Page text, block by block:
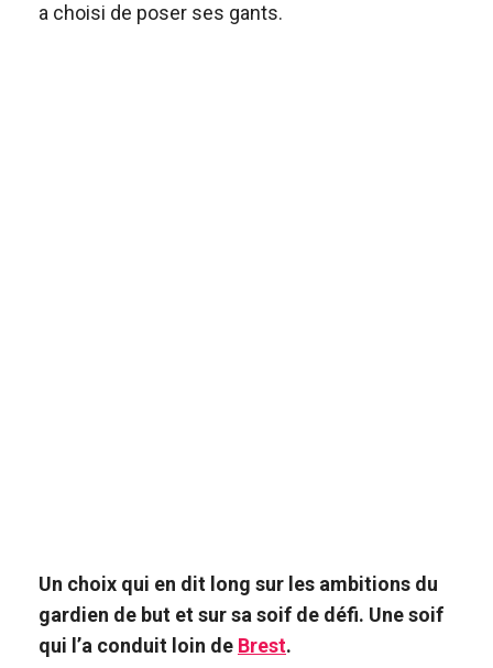
a choisi de poser ses gants.
Un choix qui en dit long sur les ambitions du
gardien de but et sur sa soif de défi. Une soif
qui l’a conduit loin de Brest.